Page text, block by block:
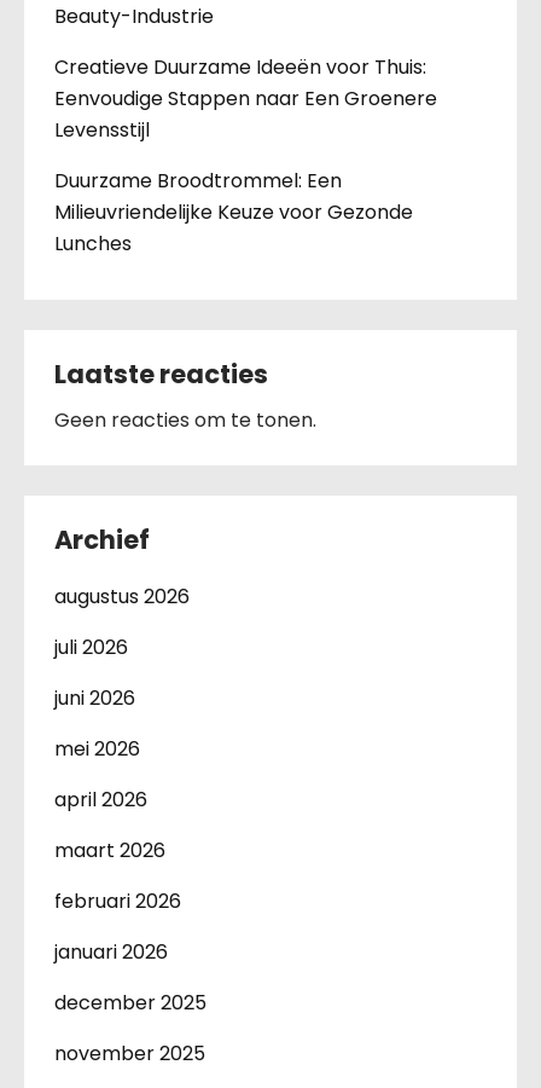
Beauty-Industrie
Creatieve Duurzame Ideeën voor Thuis:
Eenvoudige Stappen naar Een Groenere
Levensstijl
Duurzame Broodtrommel: Een
Milieuvriendelijke Keuze voor Gezonde
Lunches
Laatste reacties
Geen reacties om te tonen.
Archief
augustus 2026
juli 2026
juni 2026
mei 2026
april 2026
maart 2026
februari 2026
januari 2026
december 2025
november 2025